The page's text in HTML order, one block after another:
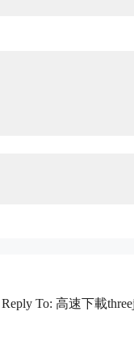
Reply To: 高速下載